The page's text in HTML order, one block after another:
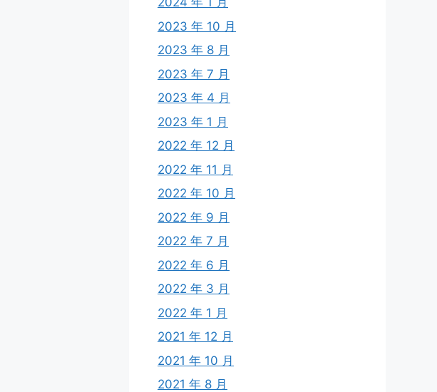
2023 年 10 月
2023 年 8 月
2023 年 7 月
2023 年 4 月
2023 年 1 月
2022 年 12 月
2022 年 11 月
2022 年 10 月
2022 年 9 月
2022 年 7 月
2022 年 6 月
2022 年 3 月
2022 年 1 月
2021 年 12 月
2021 年 10 月
2021 年 8 月